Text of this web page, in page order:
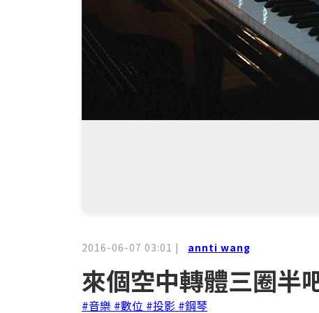
2016-06-07 03:01 | annti wang
來個空中轉體三圈半
#音樂 #數位 #投影 #鋼琴